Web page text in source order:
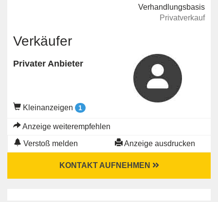
Verhandlungsbasis
Privatverkauf
Verkäufer
Privater Anbieter
Kleinanzeigen 1
Anzeige weiterempfehlen
Verstoß melden Anzeige ausdrucken
KONTAKT AUFNEHMEN